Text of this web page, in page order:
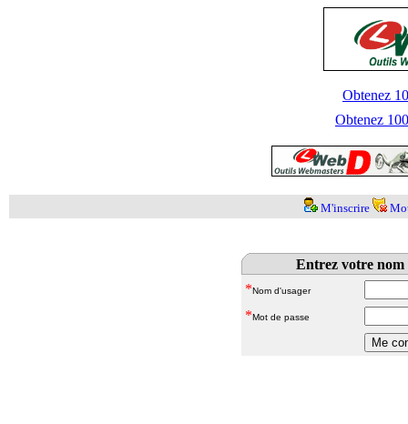
Obtenez
Obtenez
M'inscrire
Entrez votre nom
*Nom d'usager
*Mot de passe